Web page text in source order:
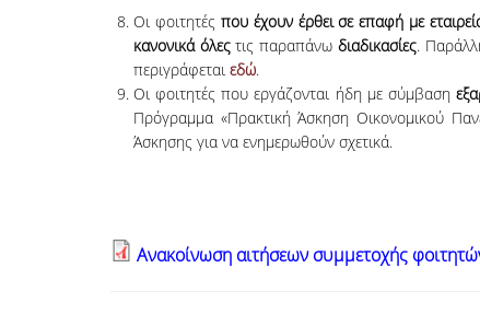
Οι φοιτητές που έχουν έρθει σε επαφή με
κανονικά όλεςτις παραπάνω διαδικασίες.
περιγράφεται εδώ.
Οι φοιτητές που εργάζονται ήδη με σύμβαση
Πρόγραμμα «Πρακτική Άσκηση Οικονομικού
Άσκησης για να ενημερωθούν σχετικά.
Ανακοίνωση αιτήσεων συμμετοχής